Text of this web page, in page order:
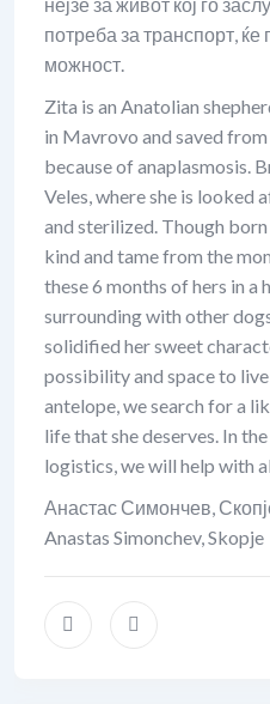
потреба за транспорт,
можност.
Zita is an Anatolian
in Mavrovo and saved
because of anaplasmosis.
Veles, where she is looked
and sterilized. Though born
kind and tame from the
these 6 months of hers in a
surrounding with other
solidified her sweet
possibility and space to
antelope, we search for a
life that she deserves. In
logistics, we will help with
Анастас Симончев,
Anastas Simonchev, Skopje